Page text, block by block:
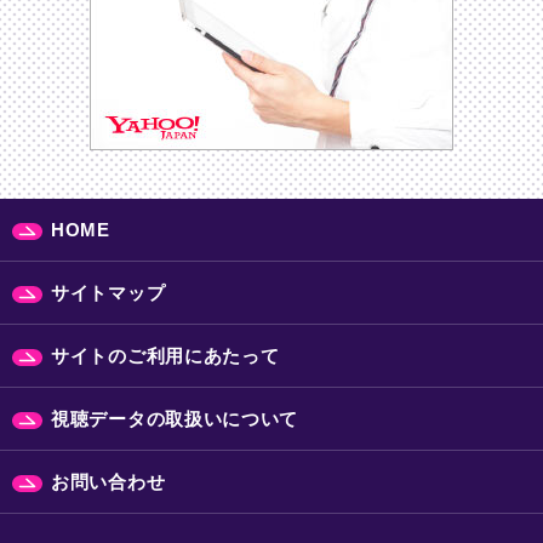
HOME
サイトマップ
サイトのご利用にあたって
視聴データの取扱いについて
お問い合わせ